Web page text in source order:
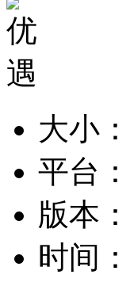
大小：
平台：
版本：
时间：